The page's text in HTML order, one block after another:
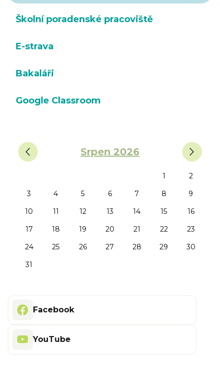
Školní poradenské pracoviště
E-strava
Bakaláři
Google Classroom
Srpen 2026
1
2
3
4 5 6 7 8
9
10
11 12 13 14 15
16
17
18 19 20 21 22
23
24
25 26 27 28 29
30
31
Facebook
YouTube